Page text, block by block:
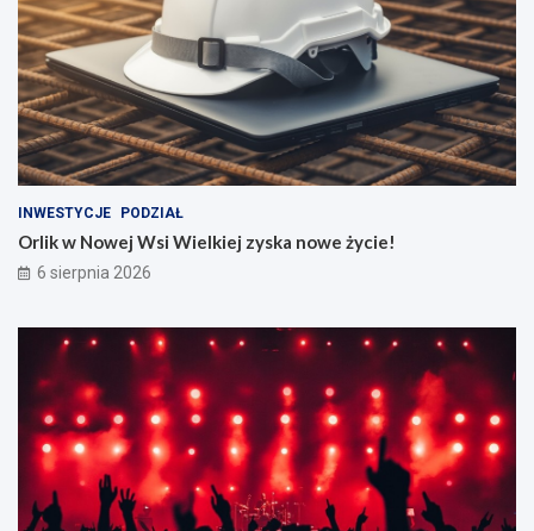
INWESTYCJE PODZIAŁ
Orlik w Nowej Wsi Wielkiej zyska nowe życie!
6 sierpnia 2026